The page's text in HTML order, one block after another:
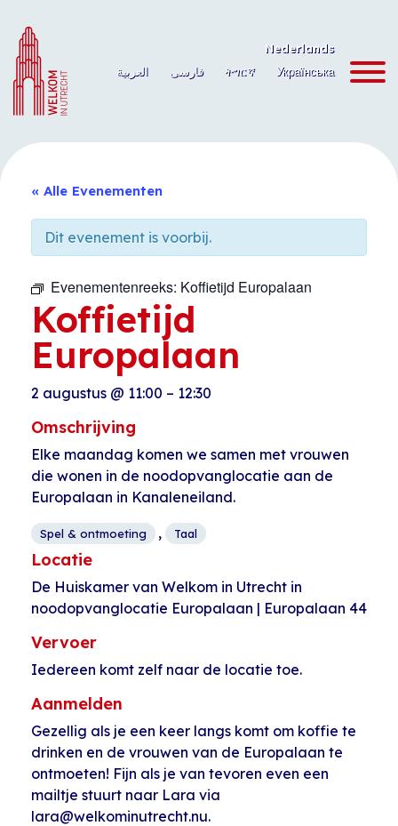
naar
de
inhoud
Nederlands
العربية
فارسی ትግርኛ Українська
« Alle Evenementen
Dit evenement is voorbij.
Evenementenreeks: Koffietijd Europalaan
Koffietijd
Europalaan
2 augustus @ 11:00 – 12:30
Omschrijving
Elke maandag komen we samen met vrouwen
die wonen in de noodopvanglocatie aan de
Europalaan in Kanaleneiland.
Spel & ontmoeting , Taal
Locatie
De Huiskamer van Welkom in Utrecht in
noodopvanglocatie Europalaan | Europalaan 44
Vervoer
Iedereen komt zelf naar de locatie toe.
Aanmelden
Gezellig als je een keer langs komt om koffie te
drinken en de vrouwen van de Europalaan te
ontmoeten! Fijn als je van tevoren even een
mailtje stuurt naar Lara via
lara@welkominutrecht.nu.